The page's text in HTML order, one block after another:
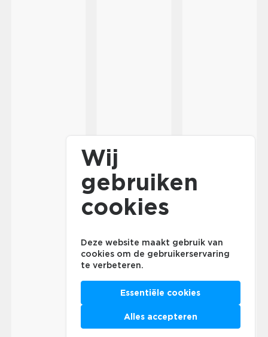
Wij
gebruiken
cookies
Deze website maakt gebruik van
cookies om de gebruikerservaring
te verbeteren.
Essentiële cookies
Alles accepteren